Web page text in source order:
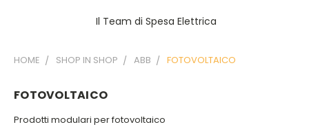
Il Team di Spesa Elettrica
HOME SHOP IN SHOP ABB FOTOVOLTAICO
FOTOVOLTAICO
Prodotti modulari per fotovoltaico